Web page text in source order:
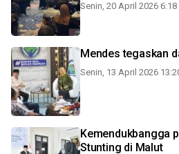
Senin, 20 April 2026 6:18
Mendes tegaskan
Senin, 13 April 2026
Kemendukbangga
Stunting di Malut